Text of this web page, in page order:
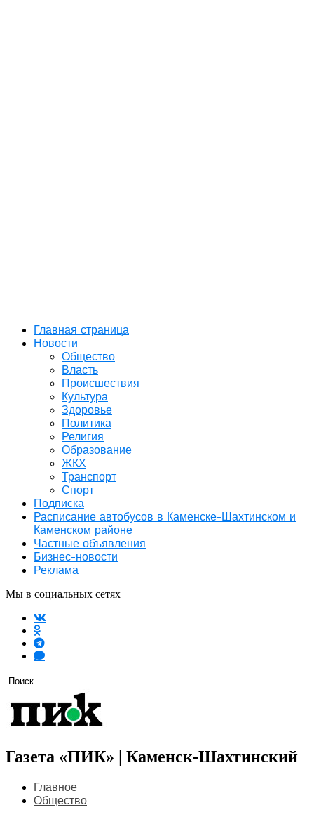
Главная страница
Новости
Общество
Власть
Происшествия
Культура
Здоровье
Политика
Религия
Образование
ЖКХ
Транспорт
Спорт
Подписка
Расписание автобусов в Каменске-Шахтинском и
Каменском районе
Частные объявления
Бизнес-новости
Реклама
Мы в социальных сетях
Газета «ПИК» | Каменск-Шахтинский
Главное
Общество